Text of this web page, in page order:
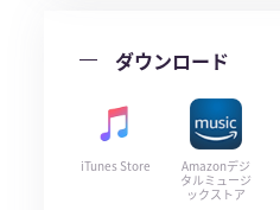
ダウンロード
iTunes Store
Amazonデジ
タルミュージ
ックストア